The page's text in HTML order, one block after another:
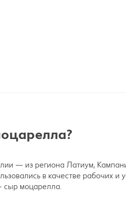
— из региона Латиум,
в качестве рабочих
сыр моцарелла.